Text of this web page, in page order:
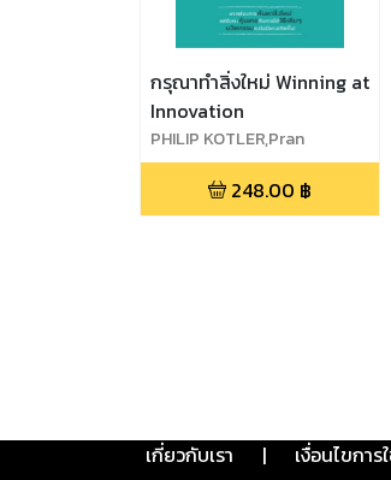
กรุณาทำสิ่งใหม่ Winning at
Innovation
PHILIP KOTLER,Pran
Publishing,FERNANDO
TRÌAS DE BES248.00 ฿
เกี่ยวกับเรา | เงื่อนไขการ